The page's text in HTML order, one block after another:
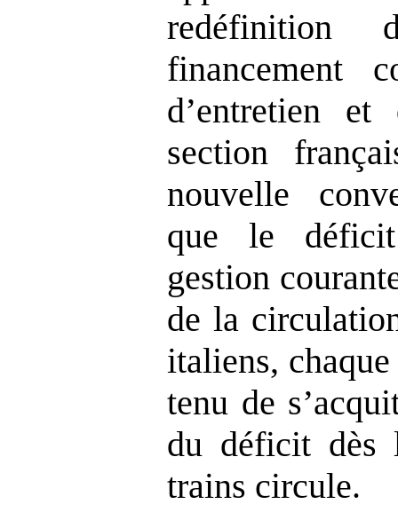
redéfinition
financement
d’entretien
section
nouvelle
que le
gestion
de la
italiens,
tenu de
du déficit dès
trains circule.